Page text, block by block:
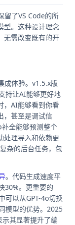
留了VS Code的所
型。这种设计理念
无需改变既有的开
成体验。v1.5.x版
持让AI能够更好地
，AI能够看到你看
甚至是调试信
全能够预测整个
处理导入和依赖更
杂的后台任务，包
。代码生成速度平
30%。更重要的
以从GPT-4o切换
模型的优势。2025
其显著提升了编